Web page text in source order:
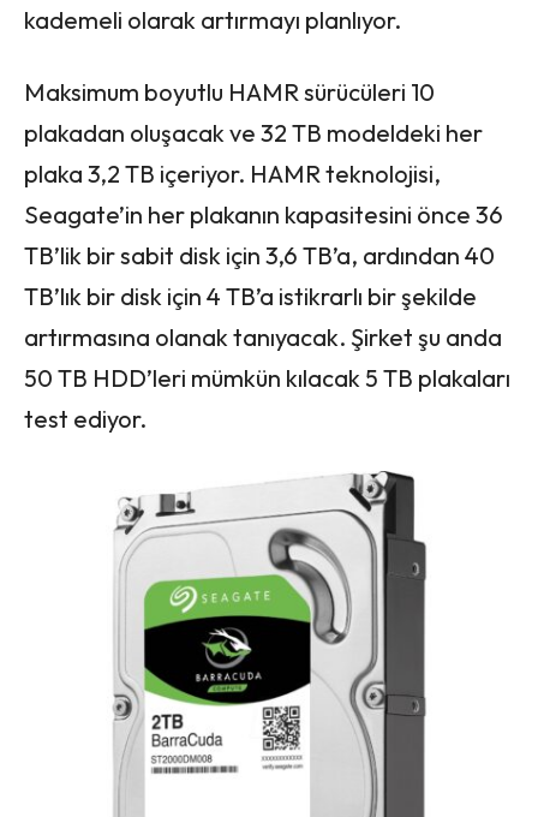
kademeli olarak artırmayı planlıyor.
Maksimum boyutlu HAMR sürücüleri 10
plakadan oluşacak ve 32 TB modeldeki her
plaka 3,2 TB içeriyor. HAMR teknolojisi,
Seagate’in her plakanın kapasitesini önce 36
TB’lik bir sabit disk için 3,6 TB’a, ardından 40
TB’lık bir disk için 4 TB’a istikrarlı bir şekilde
artırmasına olanak tanıyacak. Şirket şu anda
50 TB HDD’leri mümkün kılacak 5 TB plakaları
test ediyor.